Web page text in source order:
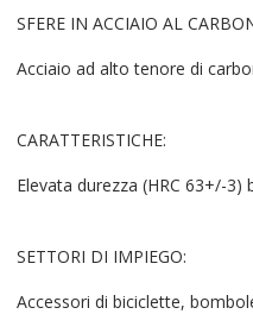
SFERE IN ACCIAIO AL
Acciaio ad alto tenore di
CARATTERISTICHE:
Elevata durezza (HRC 63+/-3)
SETTORI DI IMPIEGO:
Accessori di biciclette,